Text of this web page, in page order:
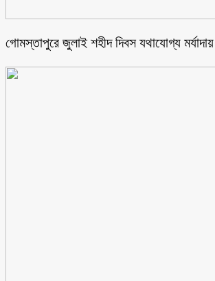
গোমস্তাপুরে জুলাই শহীদ দিবস যথাযোগ্য